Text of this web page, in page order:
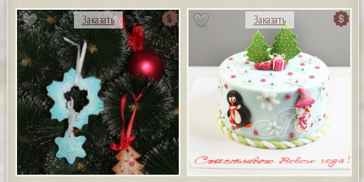
Заказать Заказать